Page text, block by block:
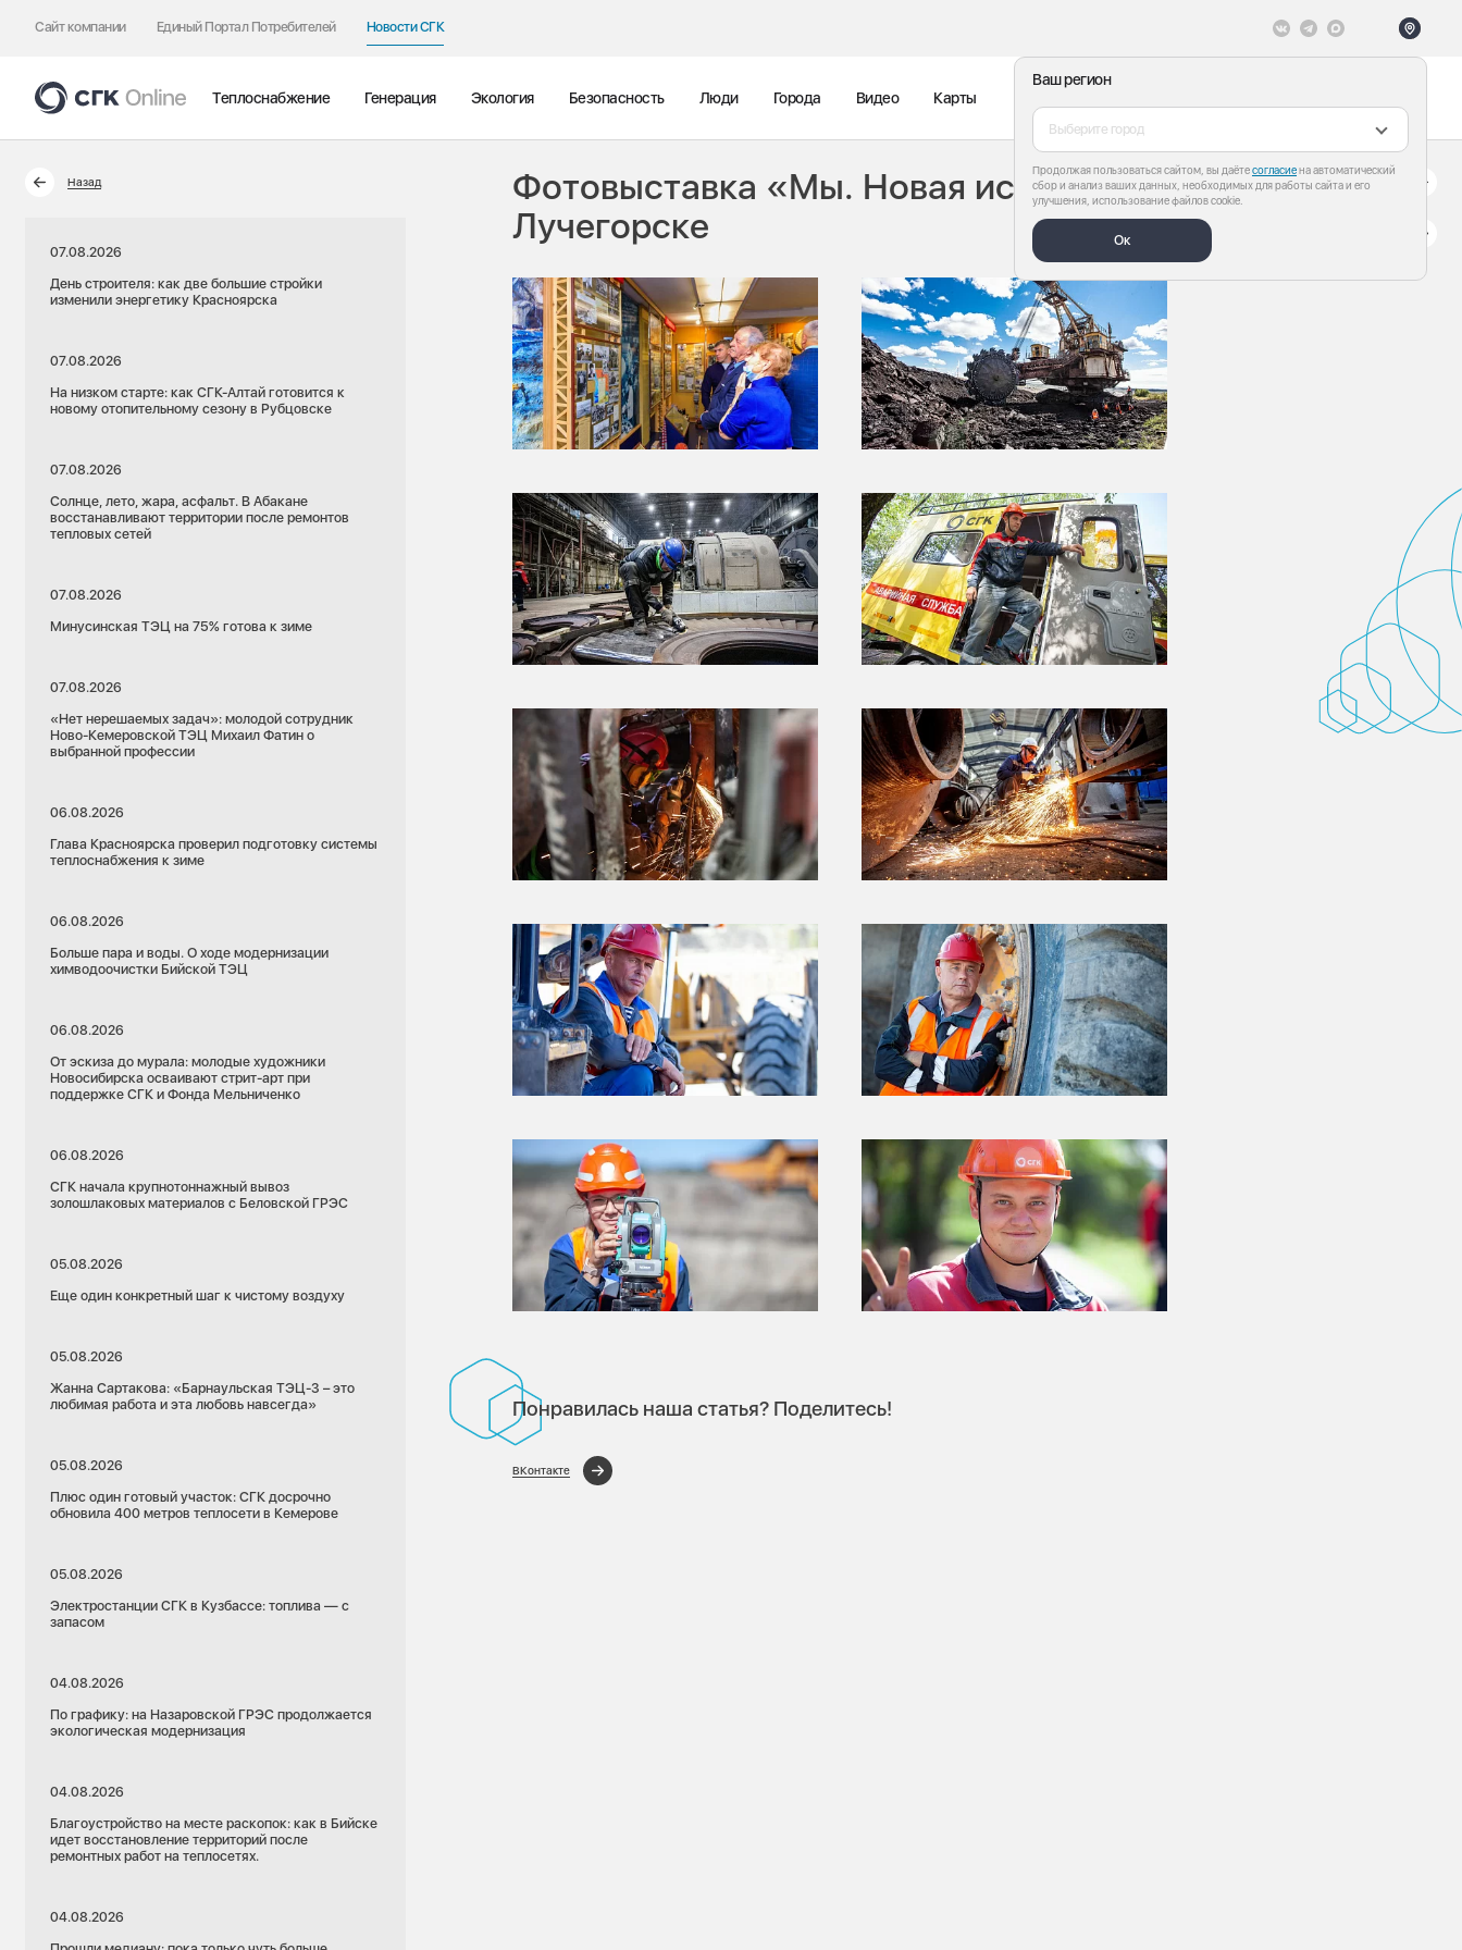
Сайт компании Единый Портал Потребителей Новости СГК
Ваш регион
Выберите город
Продолжая пользоваться сайтом, вы даётесогласиена автоматический
сбор и анализ ваших данных, необходимых для работы сайта и его
улучшения, использование файлов cookie.
Ок
Теплоснабжение Генерация Экология Безопасность Люди Города Видео Карты
Назад
07.08.2026
День строителя: как две большие стройки
изменили энергетику Красноярска
07.08.2026
На низком старте: как СГК-Алтай готовится к
новому отопительному сезону в Рубцовске
07.08.2026
Солнце, лето, жара, асфальт. В Абакане
восстанавливают территории после ремонтов
тепловых сетей
07.08.2026
Минусинская ТЭЦ на 75% готова к зиме
07.08.2026
«Нет нерешаемых задач»: молодой сотрудник
Ново-Кемеровской ТЭЦ Михаил Фатин о
выбранной профессии
06.08.2026
Глава Красноярска проверил подготовку системы
теплоснабжения к зиме
06.08.2026
Больше пара и воды. О ходе модернизации
химводоочистки Бийской ТЭЦ
06.08.2026
От эскиза до мурала: молодые художники
Новосибирска осваивают стрит-арт при
поддержке СГК и Фонда Мельниченко
06.08.2026
СГК начала крупнотоннажный вывоз
золошлаковых материалов с Беловской ГРЭС
05.08.2026
Еще один конкретный шаг к чистому воздуху
05.08.2026
Жанна Сартакова: «Барнаульская ТЭЦ-3 – это
любимая работа и эта любовь навсегда»
05.08.2026
Плюс один готовый участок: СГК досрочно
обновила 400 метров теплосети в Кемерове
05.08.2026
Электростанции СГК в Кузбассе: топлива — с
запасом
04.08.2026
По графику: на Назаровской ГРЭС продолжается
экологическая модернизация
04.08.2026
Благоустройство на месте раскопок: как в Бийске
идет восстановление территорий после
ремонтных работ на теплосетях.
04.08.2026
Фотовыставка «Мы. Новая история» в
Лучегорске
Понравилась наша статья? Поделитесь!
ВКонтакте